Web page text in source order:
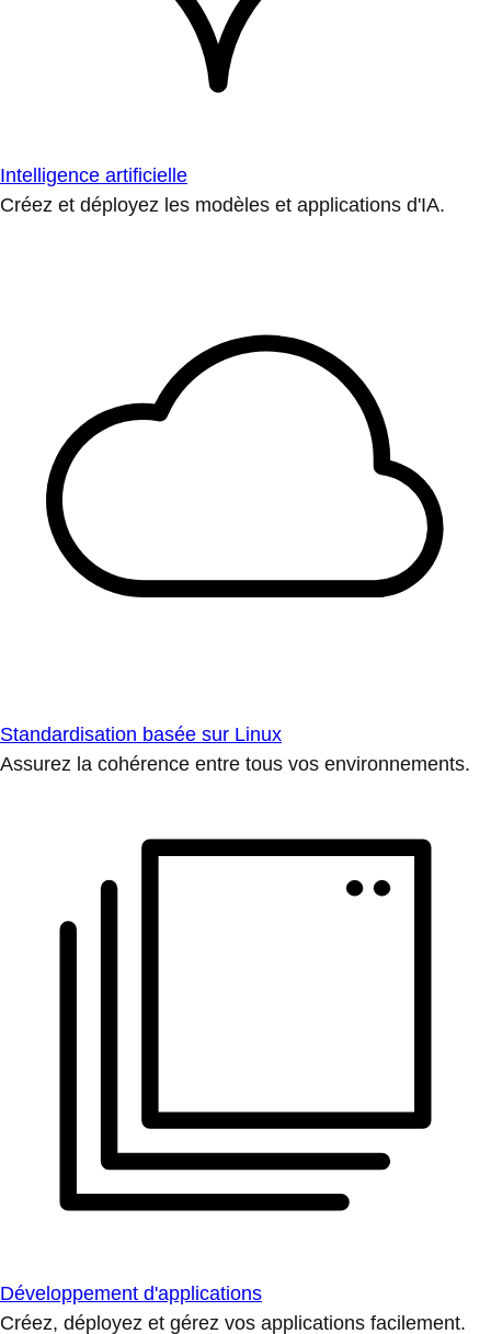
Intelligence artificielle
Créez et déployez les modèles et applications d'IA.
Standardisation basée sur Linux
Assurez la cohérence entre tous vos environnements.
Développement d'applications
Créez, déployez et gérez vos applications facilement.